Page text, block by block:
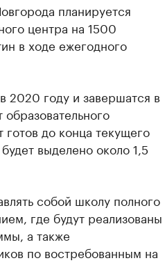
планируется
центра на 1500
в ходе ежегодного
2020 году и завершатся в
до конца текущего
выделено около 1,5
собой школу полного
где будут реализованы
а также
по востребованным на